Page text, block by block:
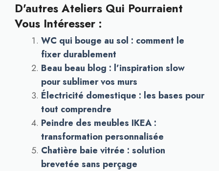
D'autres Ateliers Qui Pourraient
Vous Intéresser :
WC qui bouge au sol : comment le
fixer durablement
Beau beau blog : l’inspiration slow
pour sublimer vos murs
Électricité domestique : les bases pour
tout comprendre
Peindre des meubles IKEA :
transformation personnalisée
Chatière baie vitrée : solution
brevetée sans perçage